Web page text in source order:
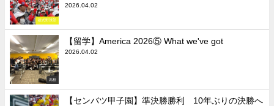
硬式野球部
2026.04.02
高校
【留学】America 2026⑤ What we've got
2026.04.02
【センバツ甲子園】準決勝勝利 10年ぶりの決勝へ